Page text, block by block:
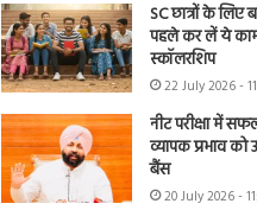
SC छात्रों के
पहले कर लें ये
स्कॉलरशिप
22 July 2026 -
नीट परीक्षा में
व्यापक प्रभाव को
बैंस
20 July 2026 -